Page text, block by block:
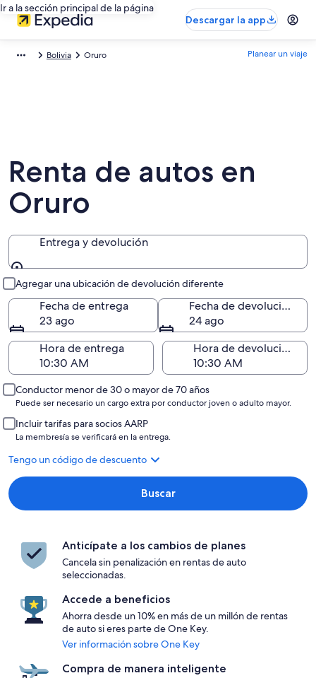
Ir a la sección principal de la página
Descargar la app
Bolivia Oruro Planear un viaje
Renta de autos en
Oruro
Entrega y devolución
Agregar una ubicación de devolución diferente
Fecha de entrega
23 ago
Fecha de devolución
24 ago
Hora de entrega
Hora de devolución
Conductor menor de 30 o mayor de 70 años
Puede ser necesario un cargo extra por conductor joven o adulto mayor.
Incluir tarifas para socios AARP
La membresía se verificará en la entrega.
Tengo un código de descuento
Buscar
Anticípate a los cambios de planes
Cancela sin penalización en rentas de auto
seleccionadas.
Accede a beneficios
Ahorra desde un 10% en más de un millón de rentas
de auto si eres parte de One Key.
Ver información sobre One Key
Compra de manera inteligente